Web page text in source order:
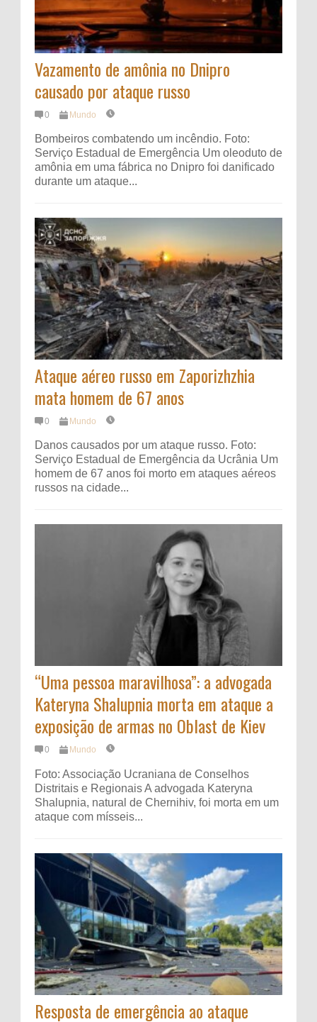
Vazamento de amônia no Dnipro
causado por ataque russo
0 Mundo
Bombeiros combatendo um incêndio. Foto:
Serviço Estadual de Emergência Um oleoduto de
amônia em uma fábrica no Dnipro foi danificado
durante um ataque...
Ataque aéreo russo em Zaporizhzhia
mata homem de 67 anos
0 Mundo
Danos causados ​​por um ataque russo. Foto:
Serviço Estadual de Emergência da Ucrânia Um
homem de 67 anos foi morto em ataques aéreos
russos na cidade...
“Uma pessoa maravilhosa”: a advogada
Kateryna Shalupnia morta em ataque a
exposição de armas no Oblast de Kiev
0 Mundo
Foto: Associação Ucraniana de Conselhos
Distritais e Regionais A advogada Kateryna
Shalupnia, natural de Chernihiv, foi morta em um
ataque com mísseis...
Resposta de emergência ao ataque